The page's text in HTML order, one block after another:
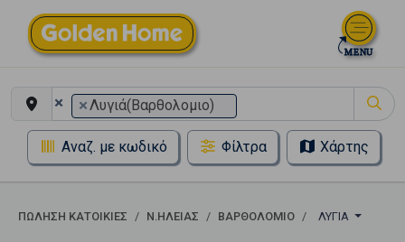
× ×Λυγιά(Βαρθολομιο)
Αναζ. με κωδικό Φίλτρα Χάρτης
ΠΏΛΗΣΗ ΚΑΤΟΙΚΊΕΣ Ν.ΗΛΕΙΑΣ ΒΑΡΘΟΛΟΜΙΟ ΛΥΓΙΆ